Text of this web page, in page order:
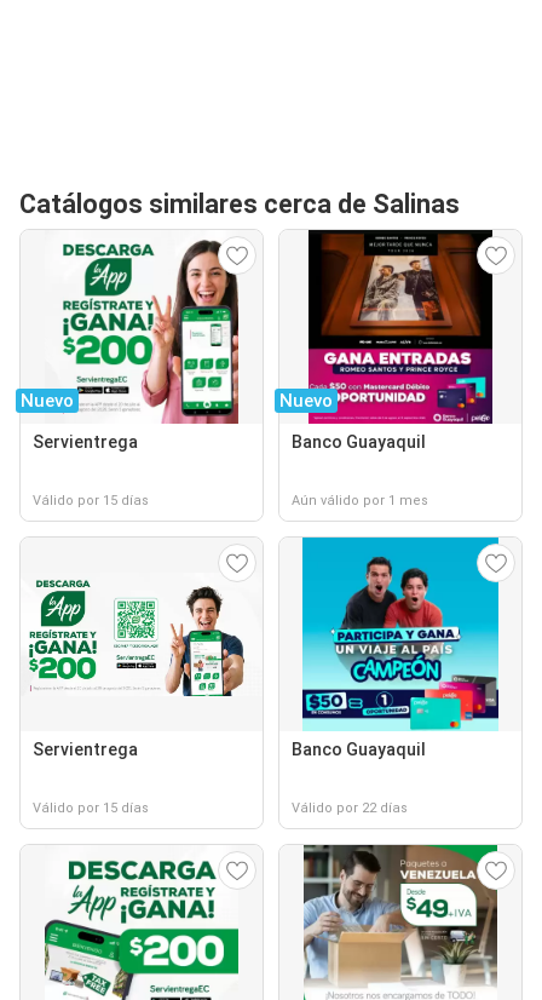
Catálogos similares cerca de Salinas
Nuevo
Servientrega
Válido por 15 días
Nuevo
Banco Guayaquil
Aún válido por 1 mes
Servientrega
Válido por 15 días
Banco Guayaquil
Válido por 22 días